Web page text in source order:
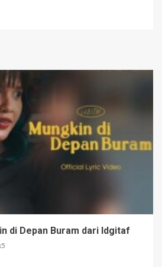
di Depan Buram dari Idgitaf